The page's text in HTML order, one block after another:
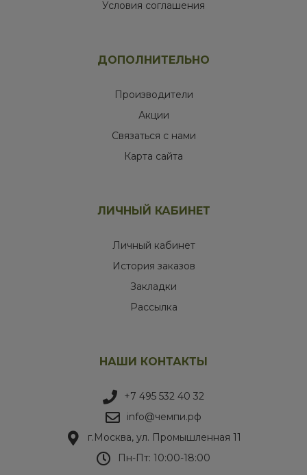
Условия соглашения
ДОПОЛНИТЕЛЬНО
Производители
Акции
Связаться с нами
Карта сайта
ЛИЧНЫЙ КАБИНЕТ
Личный кабинет
История заказов
Закладки
Рассылка
НАШИ КОНТАКТЫ
+7 495 532 40 32
info@чемпи.рф
г.Москва, ул. Промышленная 11
Пн-Пт: 10:00-18:00